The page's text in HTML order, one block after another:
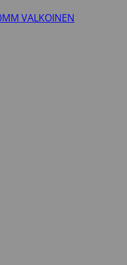
VALKOINEN